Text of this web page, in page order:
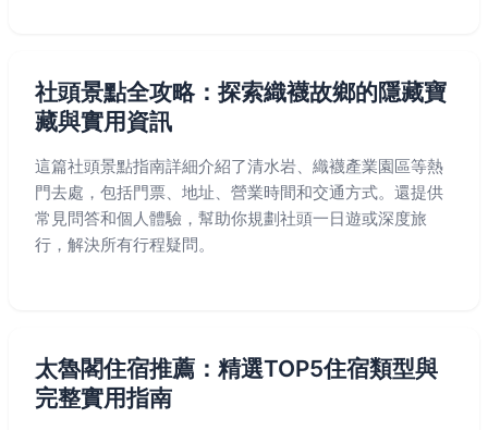
社頭景點全攻略：探索織襪故鄉的隱藏寶
藏與實用資訊
這篇社頭景點指南詳細介紹了清水岩、織襪產業園區等熱
門去處，包括門票、地址、營業時間和交通方式。還提供
常見問答和個人體驗，幫助你規劃社頭一日遊或深度旅
行，解決所有行程疑問。
太魯閣住宿推薦：精選TOP5住宿類型與
完整實用指南